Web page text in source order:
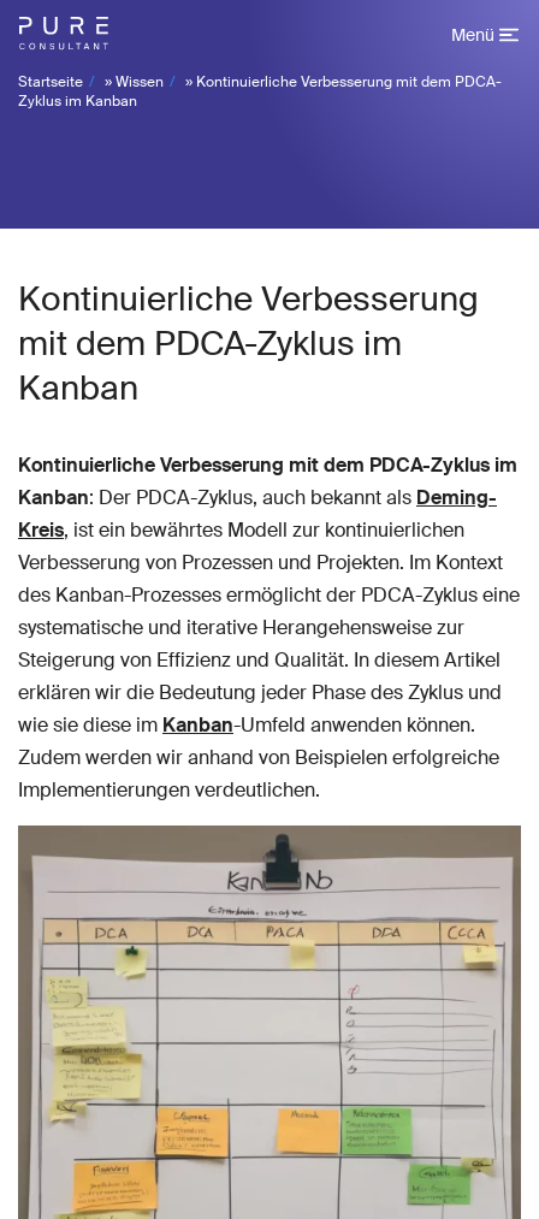
Menü
Startseite »Wissen » Kontinuierliche Verbesserung mit dem PDCA-
Zyklus im Kanban
Kontinuierliche Verbesserung
mit dem PDCA-Zyklus im
Kanban
Kontinuierliche Verbesserung mit dem PDCA-Zyklus im
Kanban: Der PDCA-Zyklus, auch bekannt als Deming-
Kreis, ist ein bewährtes Modell zur kontinuierlichen
Verbesserung von Prozessen und Projekten. Im Kontext
des Kanban-Prozesses ermöglicht der PDCA-Zyklus eine
systematische und iterative Herangehensweise zur
Steigerung von Effizienz und Qualität. In diesem Artikel
erklären wir die Bedeutung jeder Phase des Zyklus und
wie sie diese im Kanban-Umfeld anwenden können.
Zudem werden wir anhand von Beispielen erfolgreiche
Implementierungen verdeutlichen.